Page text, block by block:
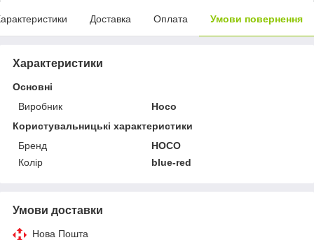
Доставка Оплата Умови повернення
Характеристики
Основні
Виробник
Hoco
Користувальницькі характеристики
Бренд
HOCO
Колір
blue-red
Умови доставки
Нова Пошта